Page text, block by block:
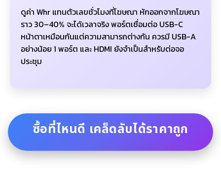
ดูค่า Whr แทนตัวเลขชั่วโมงที่โฆษณา หักออกจากโฆษณา
ราว 30–40% จะได้เวลาจริง พอร์ตเชื่อมต่อ USB-C
หน้าตาเหมือนกันแต่ความสามารถต่างกัน ควรมี USB-A
อย่างน้อย 1 พอร์ต และ HDMI ยังจำเป็นสำหรับต่อจอ
ประชุม
ซื้อที่ไหนดี เคล็ดลับได้ราคาถูก